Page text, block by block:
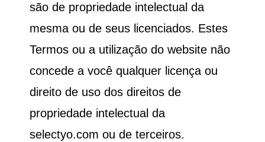
são de propriedade intelectual da
mesma ou de seus licenciados. Estes
Termos ou a utilização do website não
concede a você qualquer licença ou
direito de uso dos direitos de
propriedade intelectual da
selectyo.com ou de terceiros.